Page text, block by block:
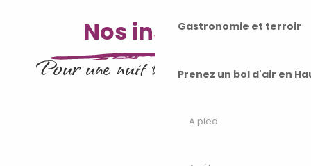
Gastronomie et terroir
Prenez un bol d'air en
A pied
Nos insolites
Pour une nuit hors du commun
Hébergements insolites